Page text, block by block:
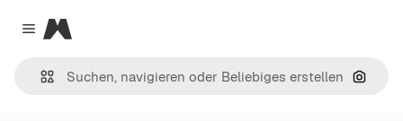
Close menu
Magnific
Nach